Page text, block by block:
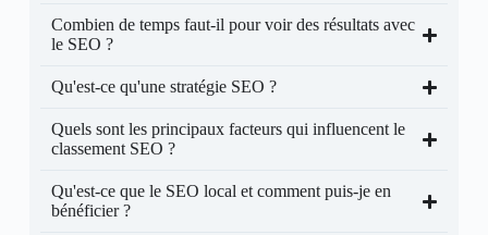
Combien de temps faut-il pour voir des résultats avec
le SEO ?
Qu'est-ce qu'une stratégie SEO ?
Quels sont les principaux facteurs qui influencent le
classement SEO ?
Qu'est-ce que le SEO local et comment puis-je en
bénéficier ?